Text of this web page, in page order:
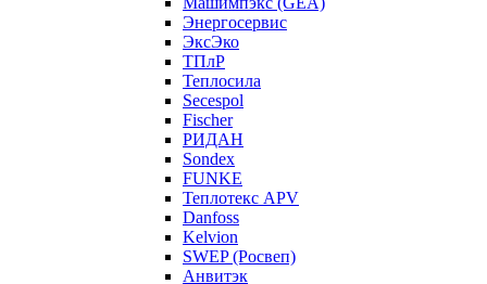
Энергосервис
ЭксЭко
ТПлР
Теплосила
Secespol
Fischer
РИДАН
Sondex
FUNKE
Теплотекс APV
Danfoss
Kelvion
SWEP (Росвеп)
Анвитэк